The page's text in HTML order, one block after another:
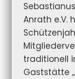
Anrath e.V.
traditionell
Gaststätte